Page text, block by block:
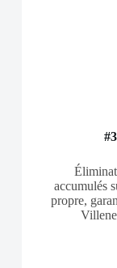
accumulés
propre,